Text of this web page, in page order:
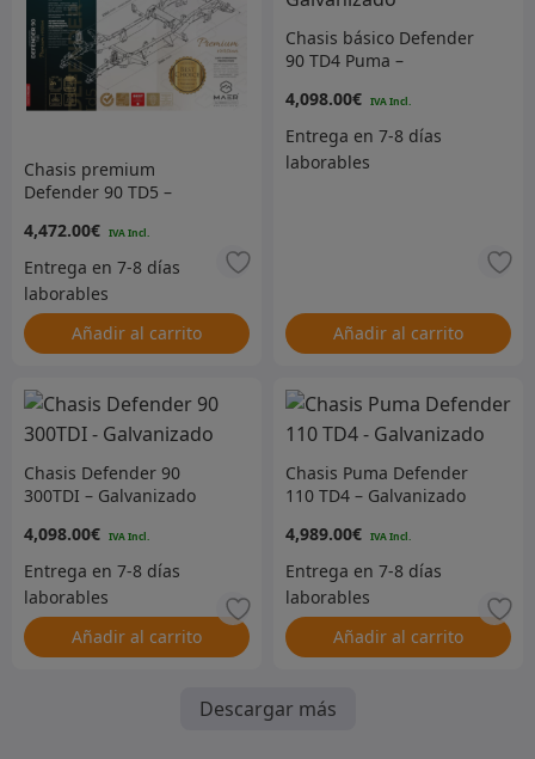
Chasis premium
Defender 90 TD5 –
4,472.00€
Añadir al carrito
Chasis básico Defender
90 TD4 Puma –
4,098.00€
Añadir al carrito
Chasis Defender 90
300TDI – Galvanizado
4,098.00€
Añadir al carrito
Chasis Puma Defender
110 TD4 – Galvanizado
4,989.00€
Añadir al carrito
Descargar más